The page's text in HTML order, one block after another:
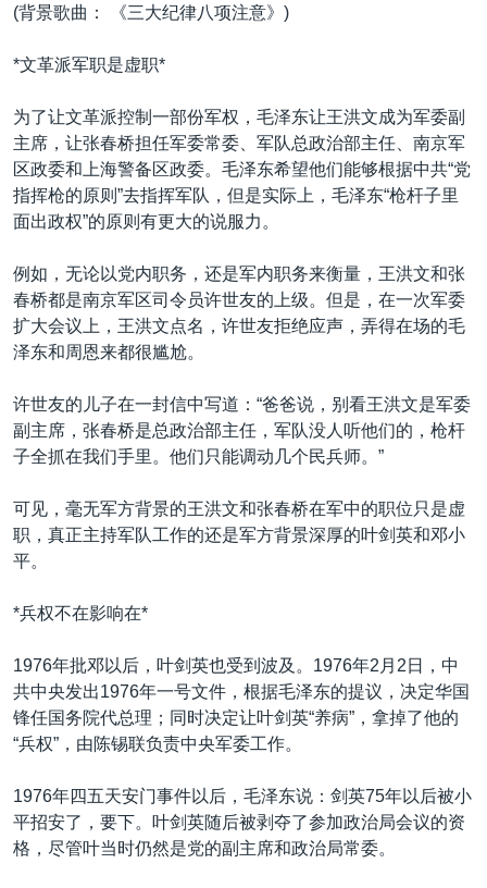
(背景歌曲： 《三大纪律八项注意》)
*文革派军职是虚职*
为了让文革派控制一部份军权，毛泽东让王洪文成为军委副
主席，让张春桥担任军委常委、军队总政治部主任、南京军
区政委和上海警备区政委。毛泽东希望他们能够根据中共“党
指挥枪的原则”去指挥军队，但是实际上，毛泽东“枪杆子里
面出政权”的原则有更大的说服力。
例如，无论以党内职务，还是军内职务来衡量，王洪文和张
春桥都是南京军区司令员许世友的上级。但是，在一次军委
扩大会议上，王洪文点名，许世友拒绝应声，弄得在场的毛
泽东和周恩来都很尴尬。
许世友的儿子在一封信中写道：“爸爸说，别看王洪文是军委
副主席，张春桥是总政治部主任，军队没人听他们的，枪杆
子全抓在我们手里。他们只能调动几个民兵师。”
可见，毫无军方背景的王洪文和张春桥在军中的职位只是虚
职，真正主持军队工作的还是军方背景深厚的叶剑英和邓小
平。
*兵权不在影响在*
1976年批邓以后，叶剑英也受到波及。1976年2月2日，中
共中央发出1976年一号文件，根据毛泽东的提议，决定华国
锋任国务院代总理；同时决定让叶剑英“养病”，拿掉了他的
“兵权”，由陈锡联负责中央军委工作。
1976年四五天安门事件以后，毛泽东说：剑英75年以后被小
平招安了，要下。叶剑英随后被剥夺了参加政治局会议的资
格，尽管叶当时仍然是党的副主席和政治局常委。